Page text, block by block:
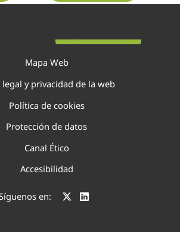
Mapa Web
legal y privacidad de la web
Política de cookies
Protección de datos
Canal Ético
Accesibilidad
en: